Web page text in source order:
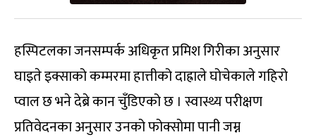
हस्पिटलका जनसम्पर्क अधिकृत प्रमिश गिरीका अनुसार
घाइते इक्साको कम्मरमा हात्तीको दाह्राले घोचेकाले गहिरो
प्वाल छ भने देब्रे कान चुँडिएको छ । स्वास्थ्य परीक्षण
प्रतिवेदनका अनुसार उनको फोक्सोमा पानी जम्न